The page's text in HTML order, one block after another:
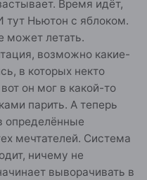
Время идёт,
тут Ньютон с яблоком.
может летать.
возможно какие-
в которых некто
он мог в какой-то
парить. А теперь
определённые
мечтателей. Система
ничему не
выворачивать в